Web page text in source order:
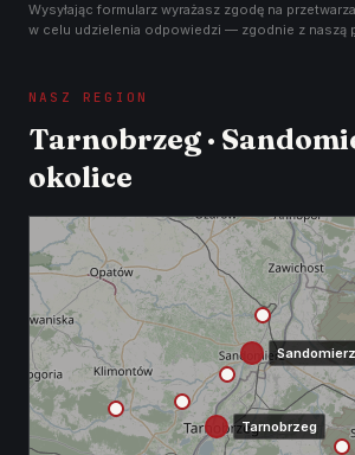
Wysyłając formularz wyrażasz zgodę na
w celu udzielenia odpowiedzi — zgodnie z naszą
NASZ REGION
Tarnobrzeg ·
okolice
Tarnobrzeg
Sandomierz